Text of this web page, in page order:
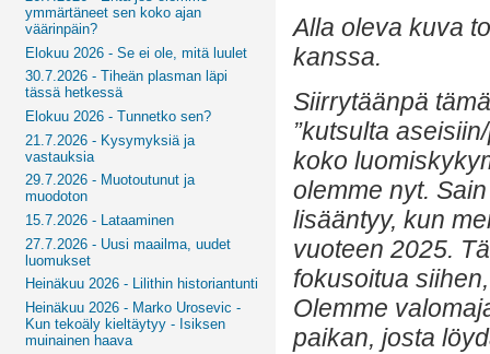
ymmärtäneet sen koko ajan
väärinpäin?
Elokuu 2026 - Se ei ole, mitä luulet
30.7.2026 - Tiheän plasman läpi
tässä hetkessä
Elokuu 2026 - Tunnetko sen?
21.7.2026 - Kysymyksiä ja
vastauksia
29.7.2026 - Muotoutunut ja
muodoton
15.7.2026 - Lataaminen
27.7.2026 - Uusi maailma, uudet
luomukset
Heinäkuu 2026 - Lilithin historiantunti
Heinäkuu 2026 - Marko Urosevic -
Kun tekoäly kieltäytyy - Isiksen
muinainen haava
Alla oleva kuva
kanssa.
Siirrytäänpä
”kutsulta
koko
olemme nyt.
lisääntyy, kun
vuoteen 2025.
fokusoitua
Olemme
paikan, josta